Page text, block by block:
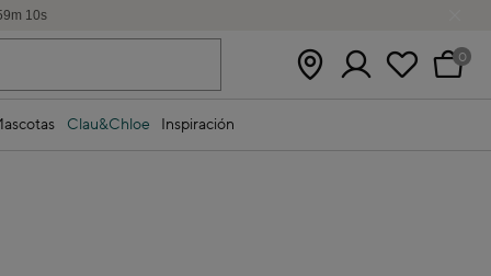
59m9s
0
Clau&Chloe Inspiración